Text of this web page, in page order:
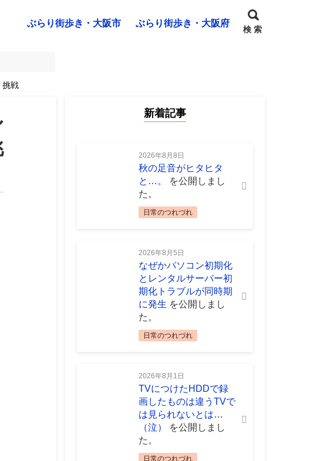
ぶらり街歩き・大阪市 ぶらり街歩き・大阪府
検 索
挑戦
新着記事
2026年8月8日
秋の足音がヒタヒタ
と…。
を公開しまし
た。
日常のつれづれ
2026年8月5日
なぜかパソコン初期化
とレンタルサーバー初
期化トラブルが同時期
に発生 を公開しまし
た。
日常のつれづれ
2026年8月1日
TVにつけたHDDで録
画したものは違うTVで
は見られないとは…
（泣）
を公開しまし
た。
日常のつれづれ